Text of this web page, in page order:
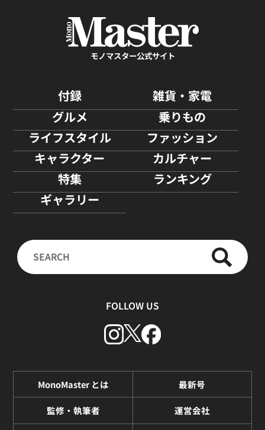
モノマスター公式サイト
付録
雑貨・家電
グルメ
乗りもの
ライフスタイル
ファッション
キャラクター
カルチャー
特集
ランキング
ギャラリー
FOLLOW US
MonoMaster とは 最新号
監修・執筆者 運営会社